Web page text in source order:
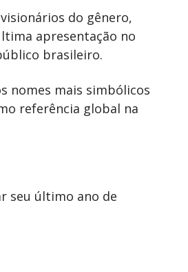
do gênero,
apresentação no
brasileiro.
nomes mais simbólicos
referência global na
seu último ano de